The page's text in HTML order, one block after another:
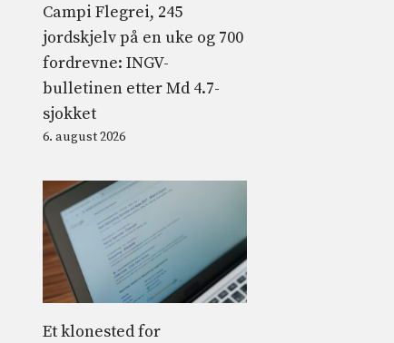
Campi Flegrei, 245
jordskjelv på en uke og 700
fordrevne: INGV-
bulletinen etter Md 4.7-
sjokket
6. august 2026
Et klonested for